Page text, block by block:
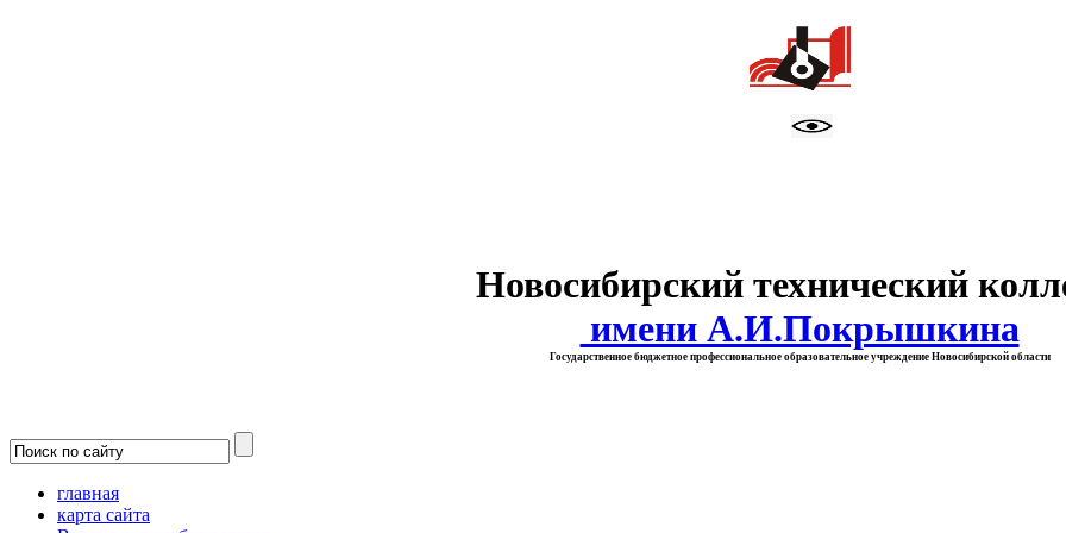
Новосибирский технический
имени А.И.Покрышкина
Государственное бюджетное профессиональное образовательное учреждение Новосибирской области
главная
карта сайта